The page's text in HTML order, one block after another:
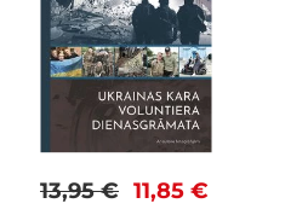
11,85 €
13,95 €